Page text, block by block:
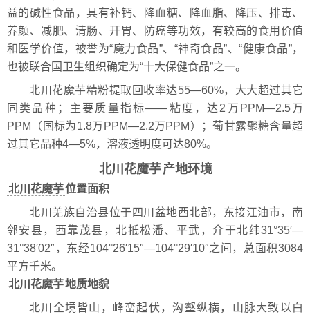
益的碱性食品，具有补钙、降血糖、降血脂、降压、排毒、
养颜、减肥、清肠、开胃、防癌等功效，有较高的食用价值
和医学价值，被誉为“魔力食品”、“神奇食品”、“健康食品”，
也被联合国卫生组织确定为“十大保健食品”之一。
北川花魔芋精粉提取回收率达55—60%，大大超过其它
同类品种；主要质量指标——粘度，达2万PPM—2.5万
PPM（国标为1.8万PPM—2.2万PPM）；葡甘露聚糖含量超
过其它品种4—5%，溶液透明度可达80%。
北川花魔芋产地环境
北川花魔芋位置面积
北川羌族自治县位于四川盆地西北部，东接江油市，南
邻安县，西靠茂县，北抵松潘、平武，介于北纬31°35′—
31°38′02″，东经104°26′15″—104°29′10″之间，总面积3084
平方千米。
北川花魔芋地质地貌
北川全境皆山，峰峦起伏，沟壑纵横，山脉大致以白